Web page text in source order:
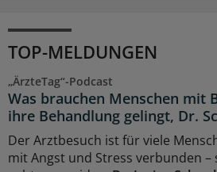
TOP-MELDUNGEN
„ÄrzteTag“-Podcast
Was brauchen Menschen mit
ihre Behandlung gelingt, Dr.
Der Arztbesuch ist für viele
mit Angst und Stress verbunden –